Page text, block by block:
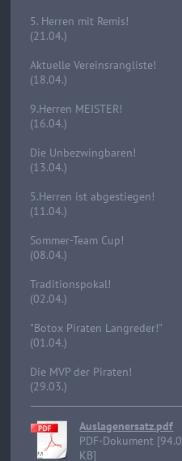
5. Herren mit Remis!
(21.04.)
Aktuelle Vereinsrangliste!
(18.04.)
9.Herren MEISTER!
(16.04.)
Die Unbezwingbaren!
(13.04.)
5.Herren ist abgestiegen!
(11.04.)
Sommer-Team Cup!
(08.04.)
Traditionspokal!
(02.04.)
"Botox Piraten Langreder!"
(01.04.)
Die MVP der Piraten!
(29.03.)
Auslagenersatz.pdf
PDF-Dokument [94.0
KB]